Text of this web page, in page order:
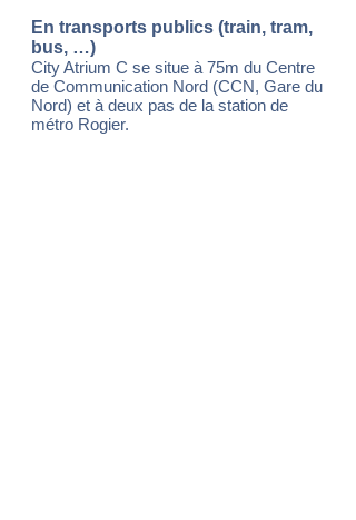
En transports publics (train, tram,
bus, …)
City Atrium C se situe à 75m du Centre
de Communication Nord (CCN, Gare du
Nord) et à deux pas de la station de
métro Rogier.